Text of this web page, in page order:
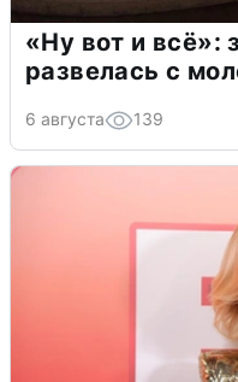
«Ну вот и всё»:
развелась с
6 августа 139